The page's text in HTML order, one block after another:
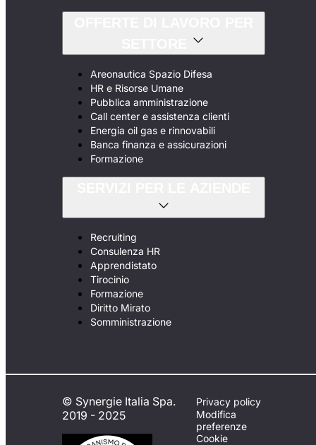
Areonautica Spazio Difesa
HR e Risorse Umane
Pubblica amministrazione
Call center e assistenza clienti
Energia oil gas e rinnovabili
Banca finanza e assicurazioni
Formazione
Recruiting
Consulenza HR
Apprendistato
Tirocinio
Formazione
Diritto Mirato
Somministrazione
© Synergie Italia Spa.
2019 - 2025
Privacy policy
Modifica
preferenze
Cookie